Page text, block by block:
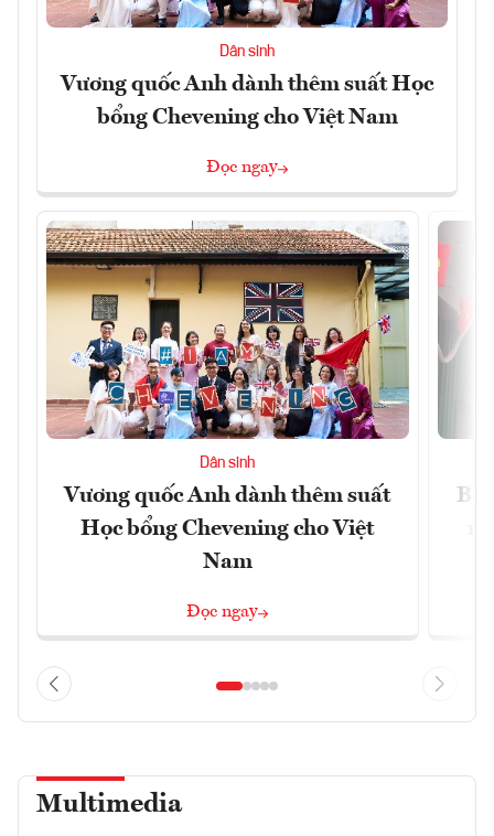
Dân sinh
Vương quốc Anh dành thêm suất Học
bổng Chevening cho Việt Nam
Đọc ngay
Dân sinh
Vương quốc Anh dành thêm suất
Học bổng Chevening cho Việt
Nam
Đọc ngay
Bộ
Multimedia